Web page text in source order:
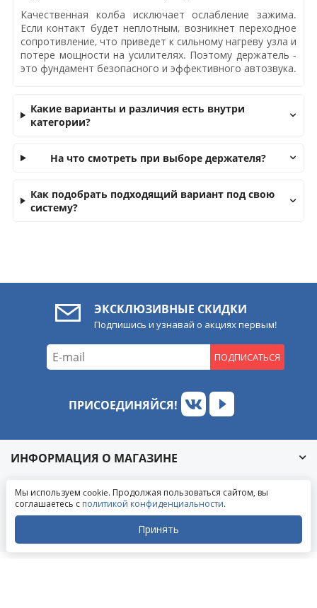
Качественная колба исключает ослабление зажима.
Если контакт будет неплотным, возникнет переходное
сопротивление, что приведет к сильному нагреву узла и
потере мощности на усилителях. Поэтому держатель -
это фундамент безопасного и эффективного автозвука.
Какие варианты и различия есть внутри
категории?
На что смотреть при выборе держателя?
Как подобрать подходящий вариант под свою
систему?
ЭКСКЛЮЗИВНЫЕ СКИДКИ
Подпишись и узнавай о акциях первым!
ПОДПИСАТЬСЯ
ПРИСОЕДИНЯЙСЯ!
ИНФОРМАЦИЯ О МАГАЗИНЕ
ИНФОРМАЦИЯ ПОКУПАТЕЛЮ
Обратный звонок
Написать в ВКонтакте
Написать в MAX
Мы используем cookie. Продолжая пользоваться сайтом, вы
соглашаетесь с политикой конфиденциальности.
Принять